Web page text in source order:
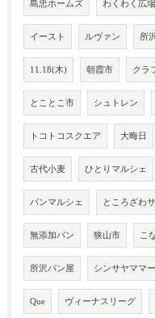
島忠ホームズ わくわく広場
イースト ルヴァン 所
11.18(木) 朝霞市 クラ
とことこ市 シュトレン
トコトコスクエア 大晦日
古代小麦 ひとりマルシェ
パンマルシェ ところざわ
無添加パン 狭山市 こ
所沢パン屋 シンサヤママ
Que ヴィーナスリーグ